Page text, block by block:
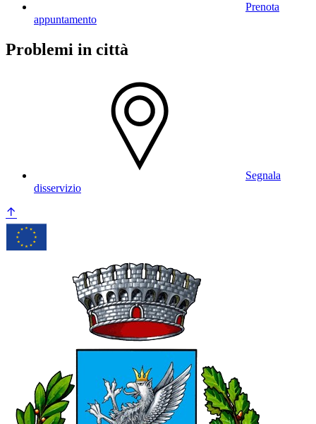
Prenota
appuntamento
Problemi in città
Segnala
disservizio